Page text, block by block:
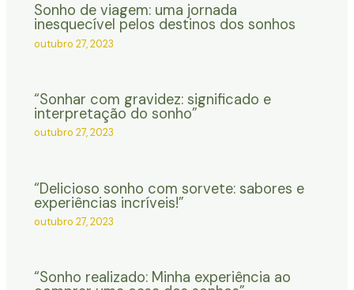
Sonho de viagem: uma jornada
inesquecível pelos destinos dos sonhos
outubro 27, 2023
“Sonhar com gravidez: significado e
interpretação do sonho”
outubro 27, 2023
“Delicioso sonho com sorvete: sabores e
experiências incríveis!”
outubro 27, 2023
“Sonho realizado: Minha experiência ao